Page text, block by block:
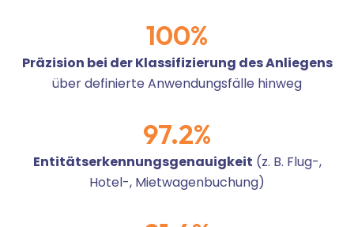
100%
Präzision bei der Klassifizierung des Anliegens
über definierte Anwendungsfälle hinweg
97.2%
Entitätserkennungsgenauigkeit (z. B. Flug-,
Hotel-, Mietwagenbuchung)